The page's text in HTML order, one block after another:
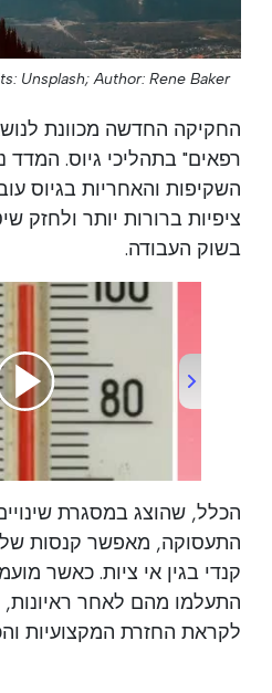
Unsplash; Author: Rene Baker;
החקיקה החדשה מכוונת
רפאים" בתהליכי גיוס.
השקיפות והאחריות בגיוס
ציפיות ברורות יותר ולחזק
בשוק העבודה.
הכלל, שהוצג במסגרת
קנדי בגין אי ציות. כאשר
התעלמו מהם לאחר
לקראת החזרת המקצועיות